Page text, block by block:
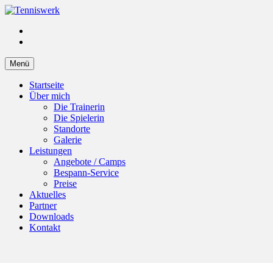
Zum
springen
Tenniswerk
Katharina Jacob
Menü Zum
Inhalt
springen
Startseite
Über mich
Die Trainerin
Die Spielerin
Standorte
Galerie
Leistungen
Angebote / Camps
Bespann-Service
Preise
Aktuelles
Partner
Downloads
Kontakt